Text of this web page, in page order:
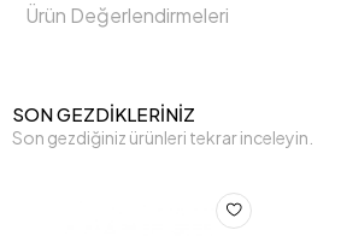
Ürün Değerlendirmeleri
SON GEZDİKLERİNİZ
Son gezdiğiniz ürünleri tekrar inceleyin.